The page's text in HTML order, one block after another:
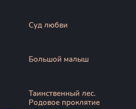
Суд любви
Большой малыш
Таинственный лес.
Родовое проклятие